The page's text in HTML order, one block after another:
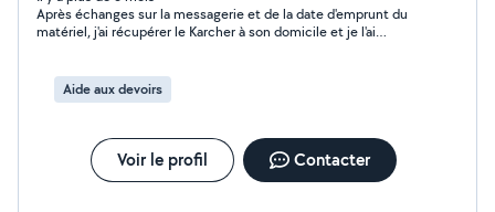
véhicule..
Après échanges sur la messagerie et de la date d'emprunt du
matériel, j'ai récupérer le Karcher à son domicile et je l'ai
Aide aux devoirs
Voir le profil Contacter